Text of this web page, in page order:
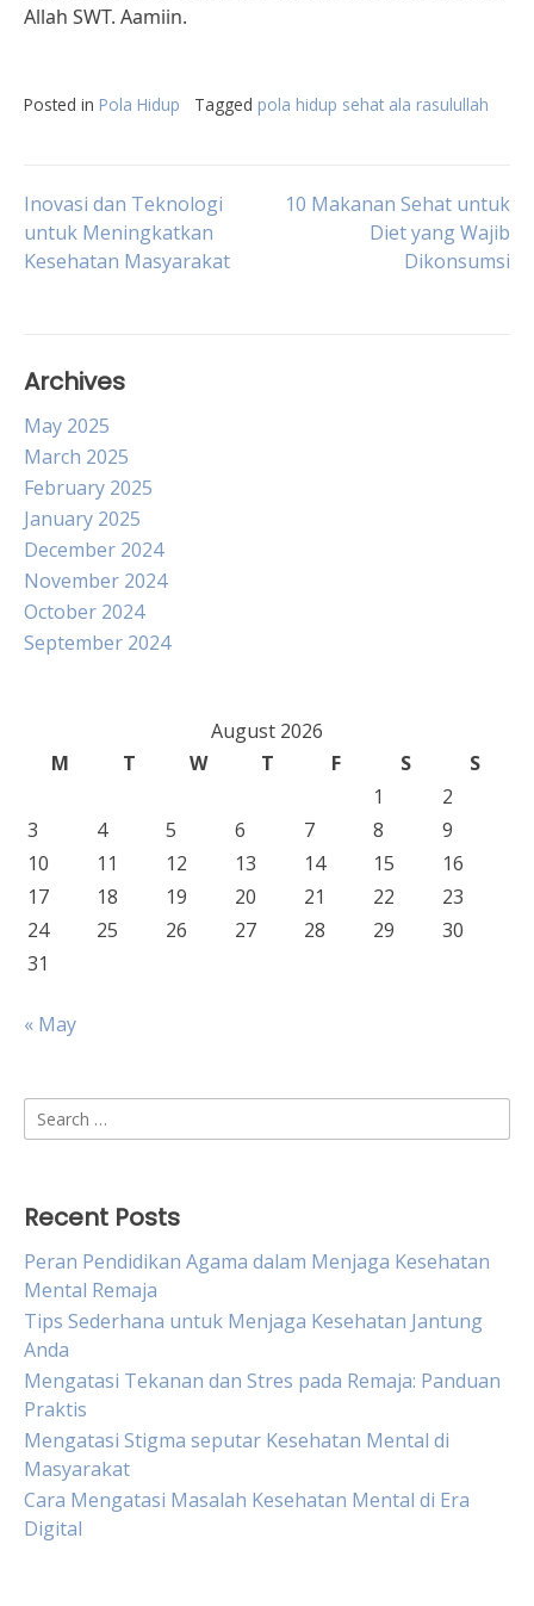
Allah SWT. Aamiin.
Posted in Pola Hidup Tagged pola hidup sehat ala rasulullah
Post
navigation
Inovasi dan Teknologi
untuk Meningkatkan
Kesehatan Masyarakat
10 Makanan Sehat untuk
Diet yang Wajib
Dikonsumsi
Archives
May 2025
March 2025
February 2025
January 2025
December 2024
November 2024
October 2024
September 2024
August 2026
M
T W T F S
S
1
2
3
4 5 6 7 8
9
10
11 12 13 14 15
16
17
18 19 20 21 22
23
24
25 26 27 28 29
30
31
« May
Search
for:
Recent Posts
Peran Pendidikan Agama dalam Menjaga Kesehatan
Mental Remaja
Tips Sederhana untuk Menjaga Kesehatan Jantung
Anda
Mengatasi Tekanan dan Stres pada Remaja: Panduan
Praktis
Mengatasi Stigma seputar Kesehatan Mental di
Masyarakat
Cara Mengatasi Masalah Kesehatan Mental di Era
Digital